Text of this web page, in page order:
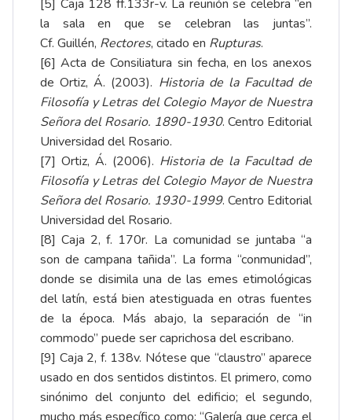
[5] Caja 128 ff.133r-v. La reunión se celebra “en
la sala en que se celebran las juntas”.
Cf. Guillén, Rectores, citado en Rupturas.
[6] Acta de Consiliatura sin fecha, en los anexos
de Ortiz, Á. (2003). Historia de la Facultad de
Filosofía y Letras del Colegio Mayor de Nuestra
Señora del Rosario. 1890-1930. Centro Editorial
Universidad del Rosario.
[7] Ortiz, Á. (2006). Historia de la Facultad de
Filosofía y Letras del Colegio Mayor de Nuestra
Señora del Rosario. 1930-1999. Centro Editorial
Universidad del Rosario.
[8] Caja 2, f. 170r. La comunidad se juntaba “a
son de campana tañida”. La forma “conmunidad”,
donde se disimila una de las emes etimológicas
del latín, está bien atestiguada en otras fuentes
de la época. Más abajo, la separación de “in
commodo” puede ser caprichosa del escribano.
[9] Caja 2, f. 138v. Nótese que “claustro” aparece
usado en dos sentidos distintos. El primero, como
sinónimo del conjunto del edificio; el segundo,